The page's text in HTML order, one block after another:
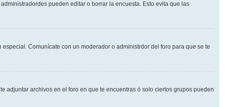
pueden editar o borrar la encuesta. Esto evita que las
Comunícate con un moderador o administrdor del foro para que se te
adjuntar archivos en el foro en que te encuentras ó solo ciertos grupos pueden